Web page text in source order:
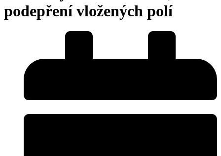
podepření vložených polí